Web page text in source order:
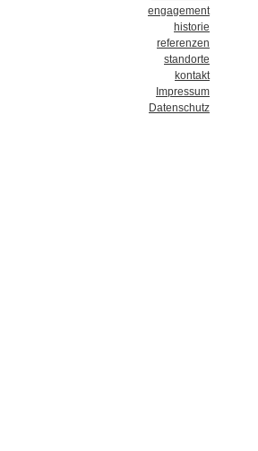
engagement
historie
referenzen
standorte
kontakt
Impressum
Datenschutz